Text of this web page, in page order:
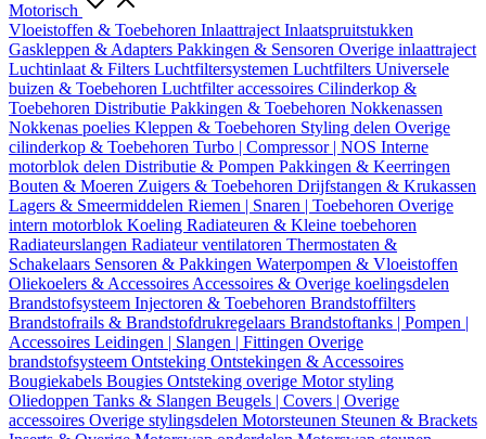
Motorisch
Vloeistoffen & Toebehoren Inlaattraject Inlaatspruitstukken
Gaskleppen & Adapters Pakkingen & Sensoren Overige inlaattraject
Luchtinlaat & Filters Luchtfiltersystemen Luchtfilters Universele
buizen & Toebehoren Luchtfilter accessoires Cilinderkop &
Toebehoren Distributie Pakkingen & Toebehoren Nokkenassen
Nokkenas poelies Kleppen & Toebehoren Styling delen Overige
cilinderkop & Toebehoren Turbo | Compressor | NOS Interne
motorblok delen Distributie & Pompen Pakkingen & Keerringen
Bouten & Moeren Zuigers & Toebehoren Drijfstangen & Krukassen
Lagers & Smeermiddelen Riemen | Snaren | Toebehoren Overige
intern motorblok Koeling Radiateuren & Kleine toebehoren
Radiateurslangen Radiateur ventilatoren Thermostaten &
Schakelaars Sensoren & Pakkingen Waterpompen & Vloeistoffen
Oliekoelers & Accessoires Accessoires & Overige koelingsdelen
Brandstofsysteem Injectoren & Toebehoren Brandstoffilters
Brandstofrails & Brandstofdrukregelaars Brandstoftanks | Pompen |
Accessoires Leidingen | Slangen | Fittingen Overige
brandstofsysteem Ontsteking Ontstekingen & Accessoires
Bougiekabels Bougies Ontsteking overige Motor styling
Oliedoppen Tanks & Slangen Beugels | Covers | Overige
accessoires Overige stylingsdelen Motorsteunen Steunen & Brackets